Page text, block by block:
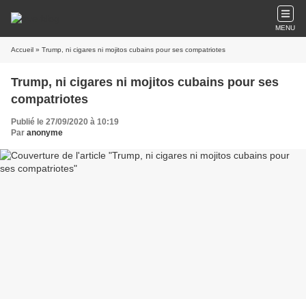
MENU
Accueil » Trump, ni cigares ni mojitos cubains pour ses compatriotes
Trump, ni cigares ni mojitos cubains pour ses
compatriotes
Publié le 27/09/2020 à 10:19
Par anonyme